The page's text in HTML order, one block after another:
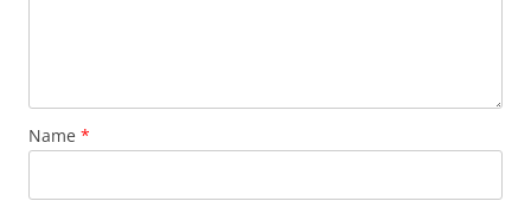
Name *